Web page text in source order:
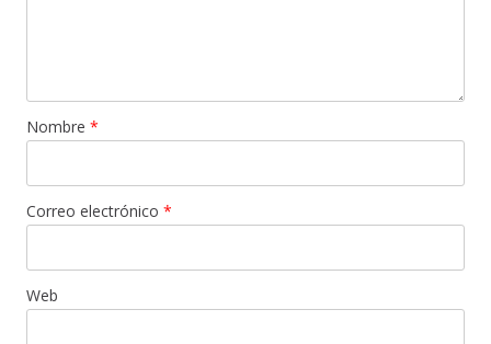
Nombre *
Correo electrónico *
Web